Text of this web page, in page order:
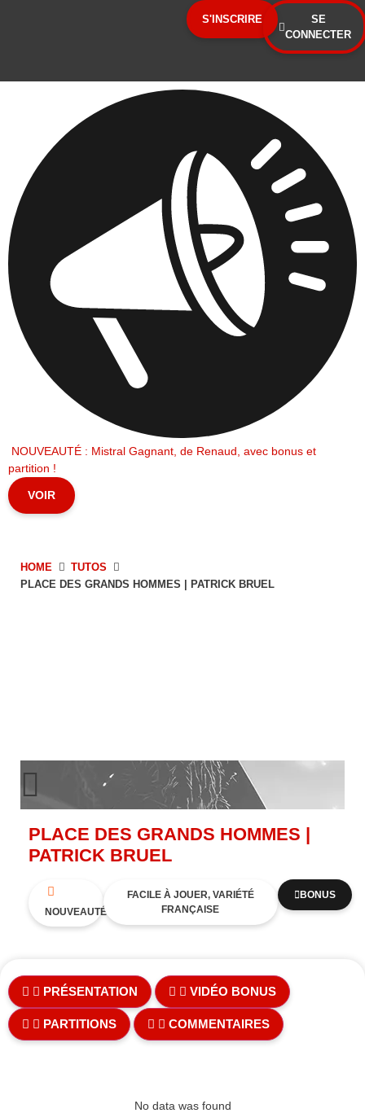
S'INSCRIRE
SE
CONNECTER
NOUVEAUTÉ : Mistral Gagnant, de Renaud, avec bonus et
partition !
VOIR
HOME
TUTOS
PLACE DES GRANDS HOMMES | PATRICK BRUEL
PLACE DES GRANDS HOMMES |
PATRICK BRUEL
NOUVEAUTÉ
FACILE À JOUER, VARIÉTÉ
FRANÇAISE
BONUS
PRÉSENTATION VIDÉO BONUS
PARTITIONS COMMENTAIRES
No data was found